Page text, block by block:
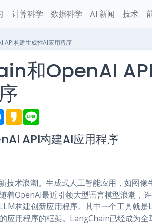
计算科学 数据科学 AI 新闻 技术
API构建生成性AI应用程序
和OpenAI
M
e
s
e
K
a
a
o
e
API构建AI应用程序
技术浪潮。生成式人工智能应用，如图像
着OpenAI最近引领大型语言模型浪潮，
构建创新应用程序。其中一个工具就
应用程序的框架。LangChain已经成为全